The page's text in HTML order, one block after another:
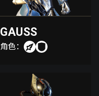
GAUSS
角色：